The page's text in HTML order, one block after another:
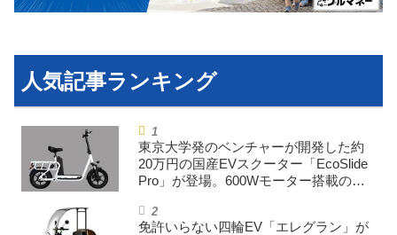
東京大学発のベンチャーが開発した約
20万円の国産EVスクーター「EcoSlide
Pro」が登場。600Wモーター搭載のハ
免許いらない四輪EV「エレグラン」が